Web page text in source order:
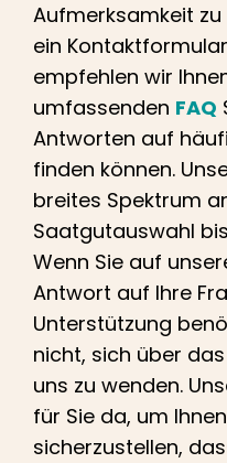
Pheno-Jagd
Erhaltung der
Kontakt
Shop
Deutsch
Suche
nach:
Aufmerksamkeit
ein
empfehlen wir
umfassenden FAQ
Antworten auf
finden können.
breites Spektrum
Saatgutauswahl
Wenn Sie auf
Antwort auf Ihre
Unterstützung
nicht, sich über
uns zu wenden.
für Sie da, um
sicherzustellen,